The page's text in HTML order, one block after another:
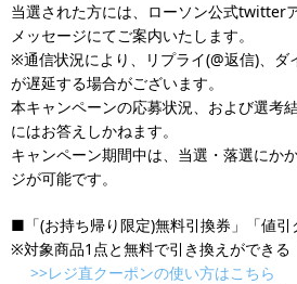
当選された方には、ローソン公式twitter
メッセージにてご案内いたします。
※通信状況により、リプライ(@返信)、ダ
が遅延する場合がございます。
本キャンペーンの応募状況、および選考
にはお答えしかねます。
キャンペーン期間中は、当選・落選にか
ジが可能です。
■「(お持ち帰り限定)無料引換券」「値引
※対象商品1点と無料で引き換えができる
>>レジ直クーポンの使い方はこちら